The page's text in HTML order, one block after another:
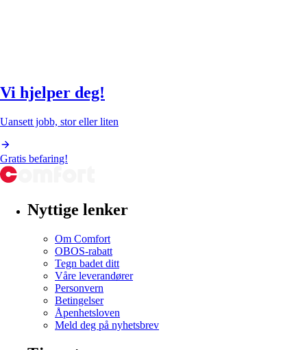
Vi hjelper deg!
Uansett jobb, stor eller liten
Gratis befaring!
Nyttige lenker
Om Comfort
OBOS-rabatt
Tegn badet ditt
Våre leverandører
Personvern
Betingelser
Åpenhetsloven
Meld deg på nyhetsbrev